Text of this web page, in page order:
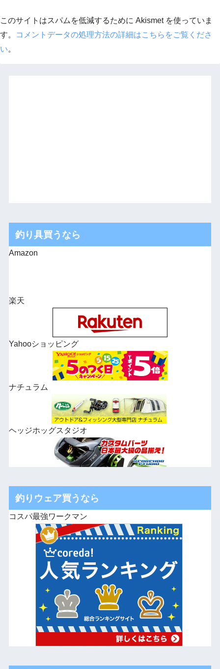
このサイトはスパムを低減するために Akismet を使っていま
す。
コメントデータの処理方法の詳細はこちらをご覧くださ
い。
釣り具買うなら
Amazon
楽天
Yahooショッピング
ナチュラム
ヘッジホッグスタジオ
釣りウェア買うなら
コスパ最強ワークマン